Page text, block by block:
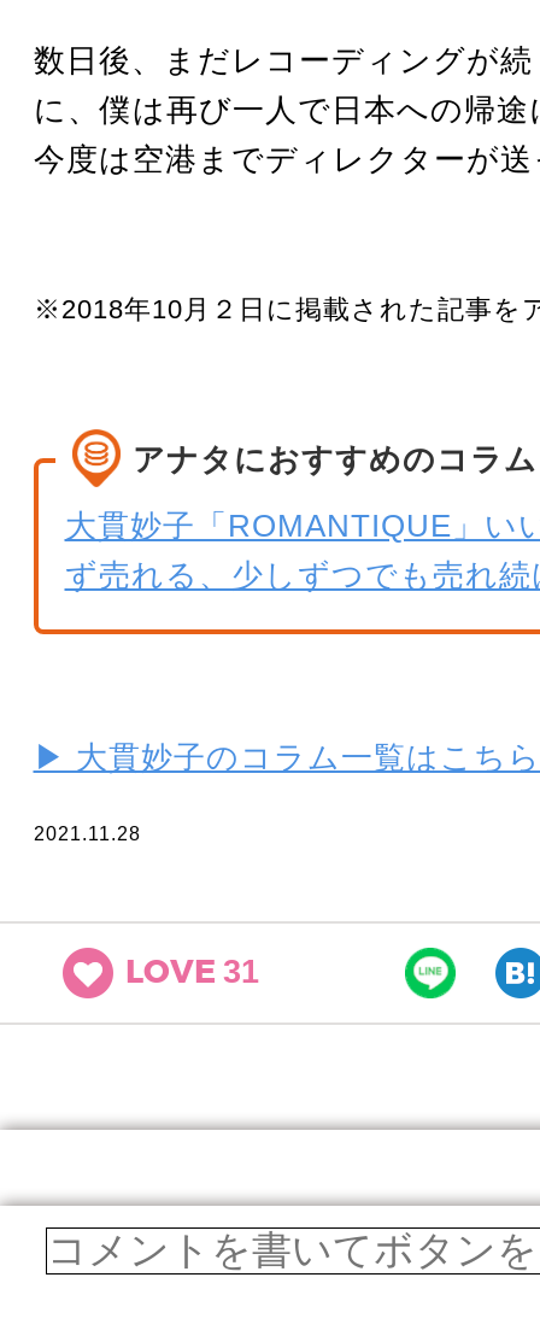
数日後、まだレコーディングが
に、僕は再び一人で日本への帰
今度は空港までディレクターが
※2018年10月２日に掲載された記事を
アナタにおすすめのコラム
大貫妙子「ROMANTIQUE」い
ず売れる、少しずつでも売れ続
▶ 大貫妙子のコラム一覧はこち
2021.11.28
LOVE 31